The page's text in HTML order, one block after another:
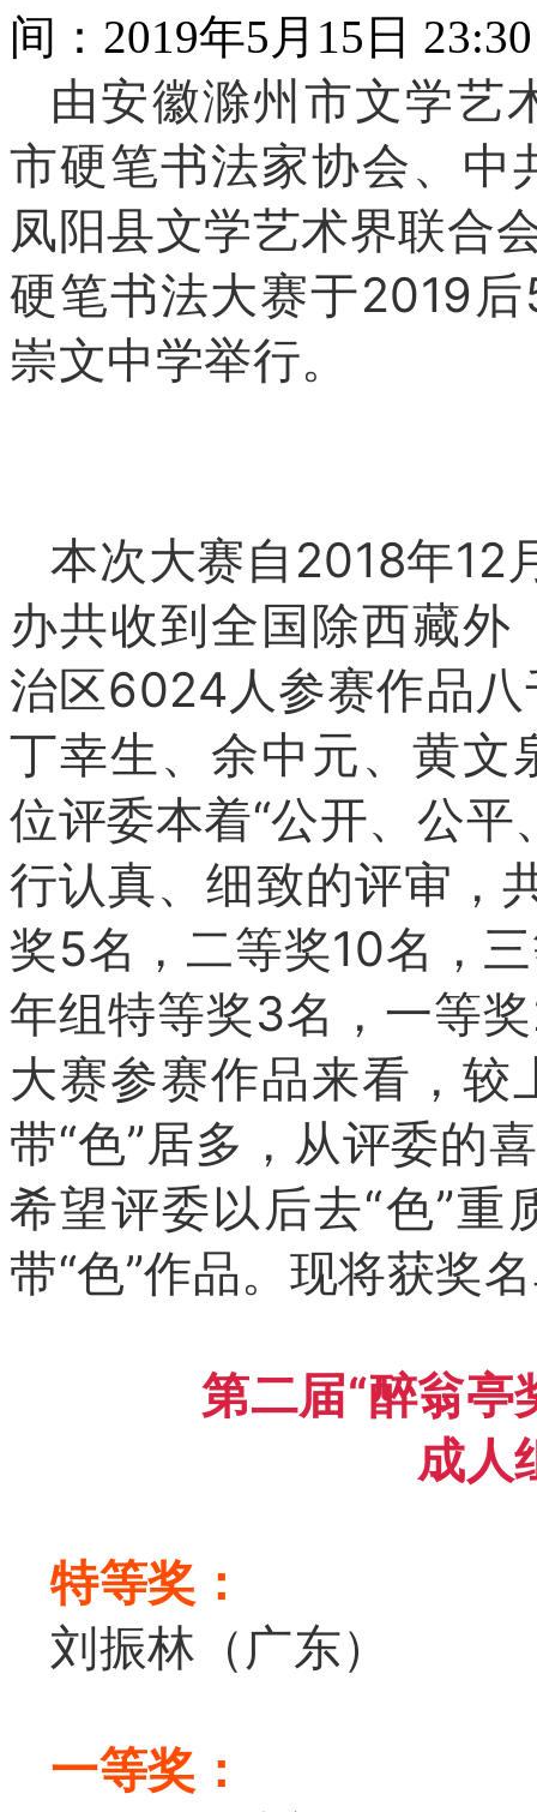
间：2019年5月15日 23:30
由安徽滁州市文学艺
市硬笔书法家协会、中
凤阳县文学艺术界联合
硬笔书法大赛于2019
崇文中学举行。
本次大赛自2018年12
办共收到全国除西藏外
治区6024人参赛作品
丁幸生、余中元、黄文
位评委本着“公开、公
行认真、细致的评审，
奖5名，二等奖10名，
年组特等奖3名，一等
大赛参赛作品来看，较
带“色”居多，从评委的
希望评委以后去“色”
带“色”作品。 现将获奖
第二届“醉翁亭
成人
特等奖：
刘振林（广东）
一等奖：